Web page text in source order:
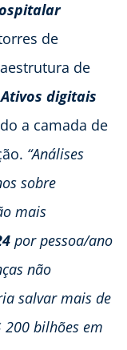
de
de
Ativos digitais
a camada de
“Análises
sobre
mais
por pessoa/ano
não
salvar mais de
200 bilhões em